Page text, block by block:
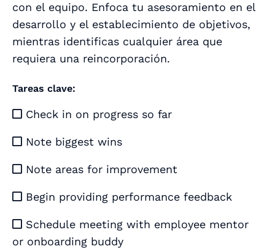
con el equipo. Enfoca tu asesoramiento en el
desarrollo y el establecimiento de objetivos,
mientras identificas cualquier área que
requiera una reincorporación.
Tareas clave:
 Check in on progress so far
 Note biggest wins
 Note areas for improvement
 Begin providing performance feedback
 Schedule meeting with employee mentor
or onboarding buddy